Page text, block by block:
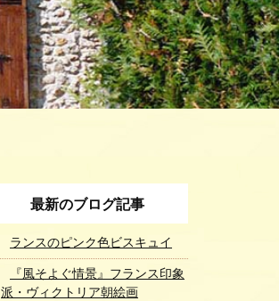
最新のブログ記事
ランスのピンク色ビスキュイ
『風そよぐ情景』フランス印象
派・ヴィクトリア朝絵画